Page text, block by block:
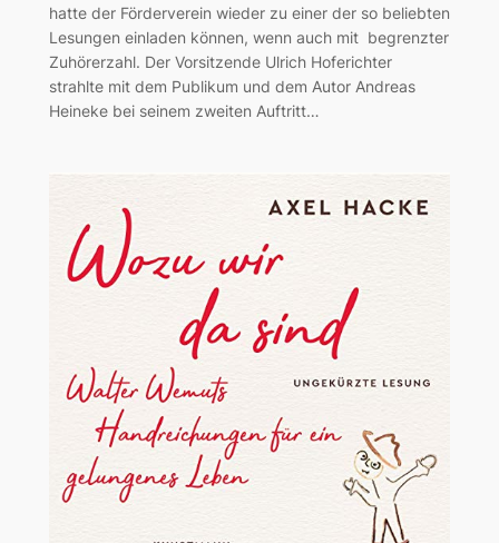
hatte der Förderverein wieder zu einer der so beliebten
Lesungen einladen können, wenn auch mit begrenzter
Zuhörerzahl. Der Vorsitzende Ulrich Hoferichter
strahlte mit dem Publikum und dem Autor Andreas
Heineke bei seinem zweiten Auftritt…